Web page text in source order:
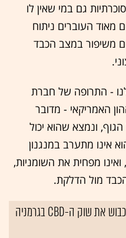
גם במי שאין לו
העוברים ניתוח
משיפור במצב הכבד
- התרופה של חברת
האמריקאי - מדובר
ונמצא שהוא יכול
אינו מתערב במנגנון
ואינו מפחית את השומניות,
מול הדלקת.
הישראלים שרוצים לכבוש את שוק ה-CBD בגרמניה